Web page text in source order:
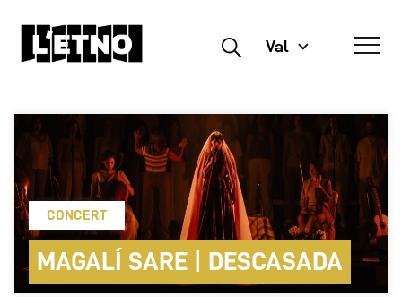
Buscar Val
CONCERT
MAGALÍ SARE | DESCASADA